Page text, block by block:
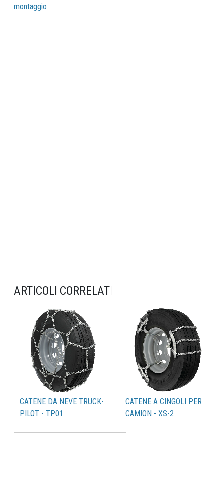
montaggio
ARTICOLI CORRELATI
CATENE DA NEVE TRUCK-
PILOT - TP01
CATENE A CINGOLI PER
CAMION - XS-2